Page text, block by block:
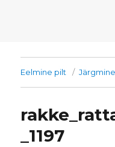
Eelmine pilt
_1197